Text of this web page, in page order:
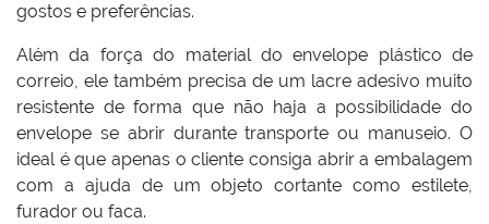
gostos e preferências.
Além da força do material do envelope plástico de
correio, ele também precisa de um lacre adesivo muito
resistente de forma que não haja a possibilidade do
envelope se abrir durante transporte ou manuseio. O
ideal é que apenas o cliente consiga abrir a embalagem
com a ajuda de um objeto cortante como estilete,
furador ou faca.